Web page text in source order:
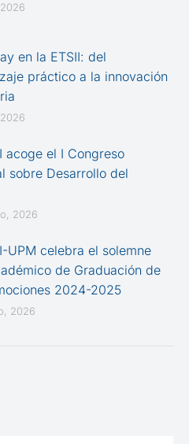
en la ETSII: del
práctico a la innovación
acoge el I Congreso
sobre Desarrollo del
2026
UPM celebra el solemne
de Graduación de
2024-2025
2026